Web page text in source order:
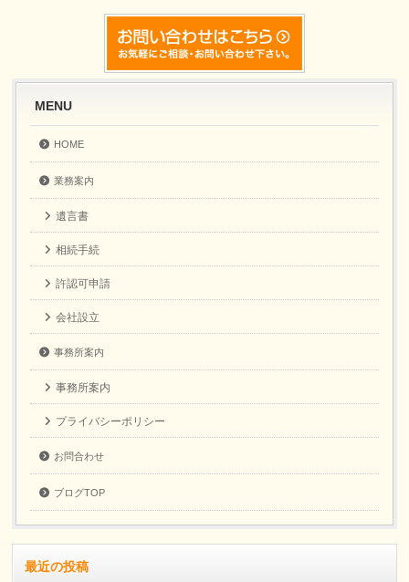
MENU
HOME
業務案内
遺言書
相続手続
許認可申請
会社設立
事務所案内
事務所案内
プライバシーポリシー
お問合わせ
ブログTOP
最近の投稿